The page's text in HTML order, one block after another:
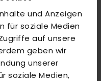
und Anzeigen
für soziale Medien
auf unsere
geben wir
unserer
soziale Medien,
hinzuzufügen